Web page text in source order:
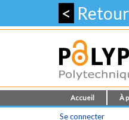
<
Accueil À
Se connecter